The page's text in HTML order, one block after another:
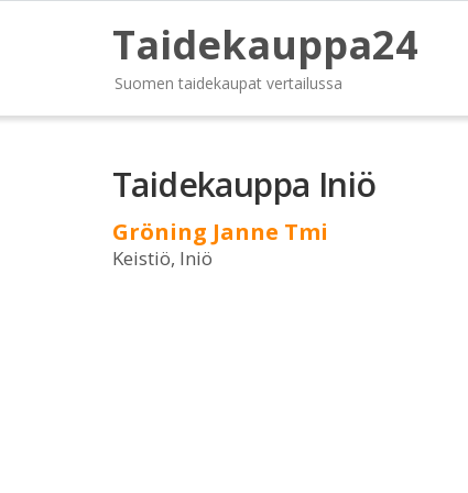
Taidekauppa24
Suomen taidekaupat vertailussa
Taidekauppa Iniö
Gröning Janne Tmi
Keistiö, Iniö